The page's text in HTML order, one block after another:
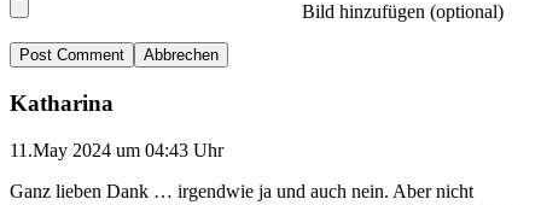
Bild hinzufügen (optional)
Abbrechen
Katharina
11.May 2024 um 04:43 Uhr
Ganz lieben Dank … irgendwie ja und auch nein. Aber nicht